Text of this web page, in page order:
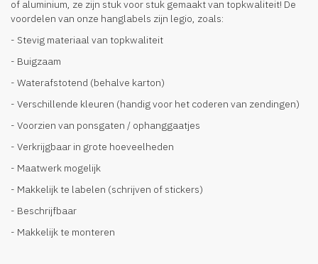
of aluminium, ze zijn stuk voor stuk gemaakt van topkwaliteit! De
voordelen van onze hanglabels zijn legio, zoals:
- Stevig materiaal van topkwaliteit
- Buigzaam
- Waterafstotend (behalve karton)
- Verschillende kleuren (handig voor het coderen van zendingen)
- Voorzien van ponsgaten / ophanggaatjes
- Verkrijgbaar in grote hoeveelheden
- Maatwerk mogelijk
- Makkelijk te labelen (schrijven of stickers)
- Beschrijfbaar
- Makkelijk te monteren